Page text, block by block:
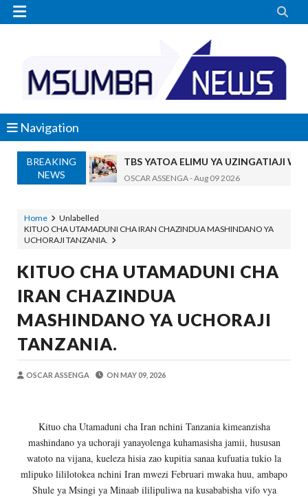
 
Navigation
BREAKING
NEWS
TBS YATOA ELIMU YA UZINGATIAJI
OSCAR ASSENGA-Aug 09 2026
DKT AKWILAPO: WIZARA YA ARDHI
SERIKALI YATENGA BILIONI 38
OSCAR ASSENGA-Aug 09 2026
Maneno Yangu Yalidharauka Kila
Zawadi-Aug 09 2026
WAZIRI AKWILAPO AITAKA MIKOA
MSUMBA -Aug 09 2026
BARAZA LA USHINDANI LAJA NA MFUMO WA
Alex Sonna-Aug 09 2026
Home
Unlabelled
KITUO CHA UTAMADUNI CHA IRAN CHAZINDUA MASHINDANO YA
UCHORAJI TANZANIA.
KITUO CHA UTAMADUNI CHA
IRAN CHAZINDUA
MASHINDANO YA UCHORAJI
TANZANIA.
OSCAR ASSENGA ON MAY 09, 2026
Kituo cha Utamaduni cha Iran nchini Tanzania kimeanzisha
mashindano ya uchoraji yanayolenga kuhamasisha jamii, hususan
watoto na vijana, kueleza hisia zao kupitia sanaa kufuatia tukio la
mlipuko lililotokea nchini Iran mwezi Februari mwaka huu, ambapo
Shule ya Msingi ya Minaab ililipuliwa na kusababisha vifo vya